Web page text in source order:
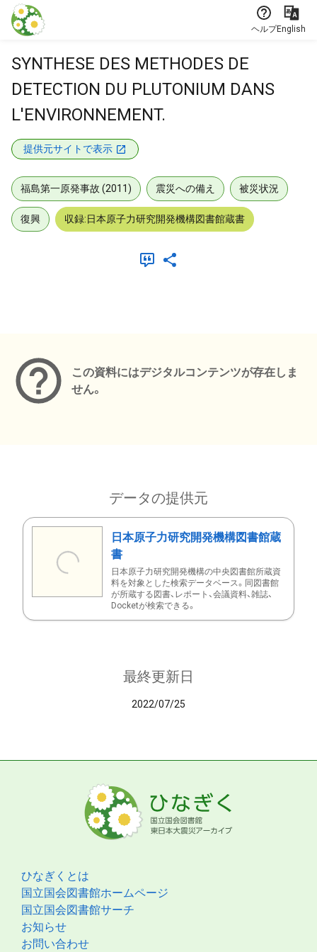
本文に飛ぶ
ヘルプEnglish
SYNTHESE DES METHODES DE
DETECTION DU PLUTONIUM DANS
L'ENVIRONNEMENT.
提供元サイトで表示
福島第一原発事故 (2011) 震災への備え 被災状況
復興 収録:日本原子力研究開発機構図書館蔵書
この資料にはデジタルコンテンツが存在しま
せん。
データの提供元
日本原子力研究開発機構図書館蔵
書
日本原子力研究開発機構の中央図書館所蔵資
料を対象とした検索データベース。同図書館
が所蔵する図書、レポート、会議資料、雑誌、
Docketが検索できる。
最終更新日
2022/07/25
ひなぎくとは
国立国会図書館ホームページ
国立国会図書館サーチ
お知らせ
お問い合わせ